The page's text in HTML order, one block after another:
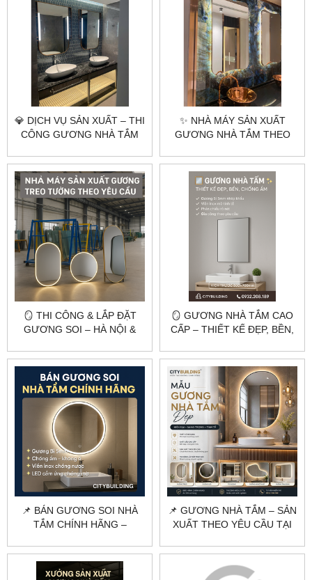
💎 DỊCH VỤ SẢN XUẤT – THI
CÔNG GƯƠNG NHÀ TẮM
PVD | CITYBUILDING HÀ
NỘI & TP.HCM
✨ NHÀ MÁY SẢN XUẤT
GƯƠNG NHÀ TẮM THEO
CITYBUILDING
🪞 THI CÔNG & LẮP ĐẶT
GƯƠNG SOI – HÀ NỘI &
🪞 GƯƠNG NHÀ TẮM CAO
CẤP – THIẾT KẾ ĐẸP, BỀN,
🛁
📌 BÁN GƯƠNG SOI NHÀ
TẮM CHÍNH HÃNG –
ẨM, GÓC CẠNH CHUẨN
ĐẸP
📌 GƯƠNG NHÀ TẮM – SẢN
XUẤT THEO YÊU CẦU TẠI